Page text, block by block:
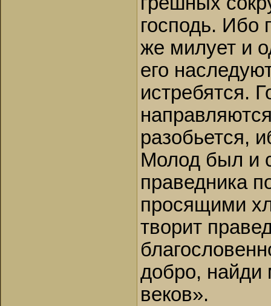
господь. Ибо
же милует и
его
истребятся.
разобьется,
Молод был и
праведника
просящими
творит
добро, найди
веков».